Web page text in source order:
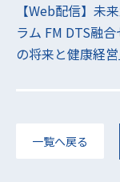
【Web配信】未
ラム FM DTS融
の将来と健康経営
一覧へ戻る